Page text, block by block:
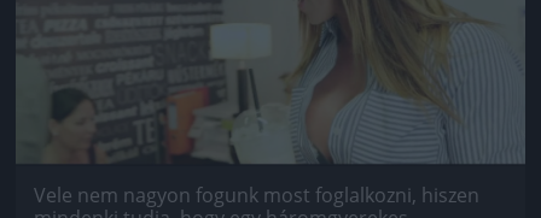
Vele nem nagyon fogunk most foglalkozni, hiszen